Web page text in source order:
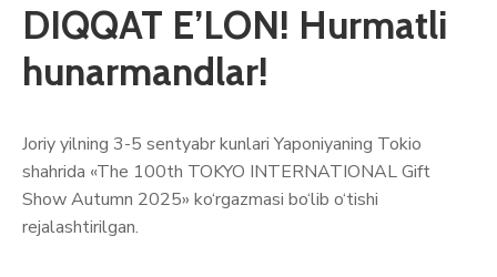
DIQQAT E’LON! Hurmatli
hunarmandlar!
Joriy yilning 3-5 sentyabr kunlari Yaponiyaning Tokio
shahrida «The 100th TOKYO INTERNATIONAL Gift
Show Autumn 2025» ko‘rgazmasi bo‘lib o‘tishi
rejalashtirilgan.